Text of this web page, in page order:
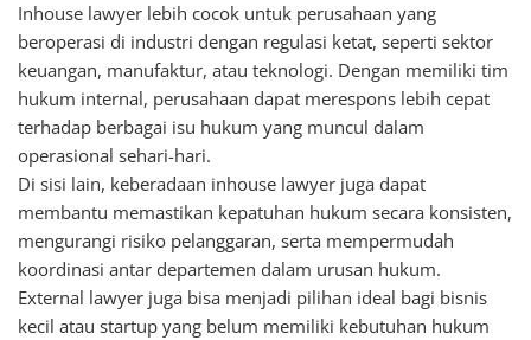
Inhouse lawyer lebih cocok untuk perusahaan yang
beroperasi di industri dengan regulasi ketat, seperti sektor
keuangan, manufaktur, atau teknologi. Dengan memiliki tim
hukum internal, perusahaan dapat merespons lebih cepat
terhadap berbagai isu hukum yang muncul dalam
operasional sehari-hari.
Di sisi lain, keberadaan inhouse lawyer juga dapat
membantu memastikan kepatuhan hukum secara konsisten,
mengurangi risiko pelanggaran, serta mempermudah
koordinasi antar departemen dalam urusan hukum.
External lawyer juga bisa menjadi pilihan ideal bagi bisnis
kecil atau startup yang belum memiliki kebutuhan hukum